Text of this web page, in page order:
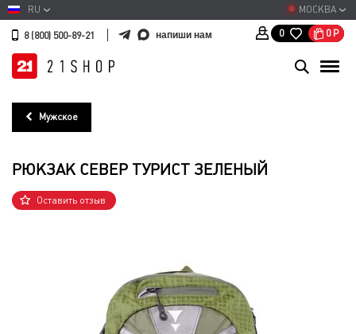
МОСКВА
RU
8 (800) 500-89-21 напиши нам 0 0 Р
Мужское
РЮКЗАК СЕВЕР ТУРИСТ ЗЕЛЕНЫЙ
Оставить отзыв